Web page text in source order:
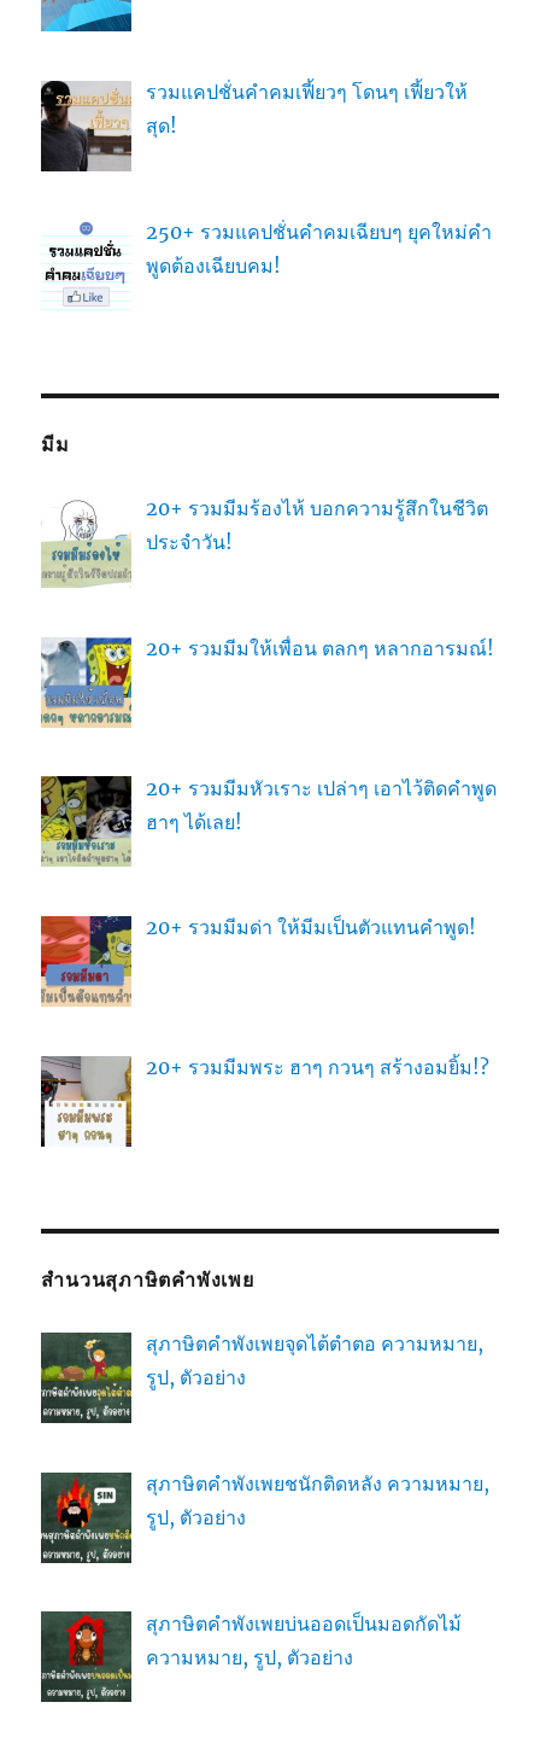
รวมแคปชั่นคำคมเฟี้ยวๆ โดนๆ เฟี้ยวให้
สุด!
250+ รวมแคปชั่นคำคมเฉียบๆ ยุคใหม่คำ
พูดต้องเฉียบคม!
มีม
20+ รวมมีมร้องไห้ บอกความรู้สึกในชีวิต
ประจำวัน!
20+ รวมมีมให้เพื่อน ตลกๆ หลากอารมณ์!
20+ รวมมีมหัวเราะ เปล่าๆ เอาไว้ติดคำพูด
ฮาๆ ได้เลย!
20+ รวมมีมด่า ให้มีมเป็นตัวแทนคำพูด!
20+ รวมมีมพระ ฮาๆ กวนๆ สร้างอมยิ้ม!?
สำนวนสุภาษิตคำพังเพย
สุภาษิตคำพังเพยจุดไต้ตำตอ ความหมาย,
รูป, ตัวอย่าง
สุภาษิตคำพังเพยชนักติดหลัง ความหมาย,
รูป, ตัวอย่าง
สุภาษิตคำพังเพยบ่นออดเป็นมอดกัดไม้
ความหมาย, รูป, ตัวอย่าง